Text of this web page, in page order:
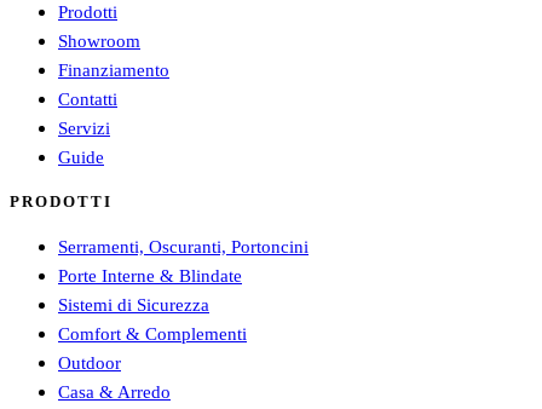
Prodotti
Showroom
Finanziamento
Contatti
Servizi
Guide
PRODOTTI
Serramenti, Oscuranti, Portoncini
Porte Interne & Blindate
Sistemi di Sicurezza
Comfort & Complementi
Outdoor
Casa & Arredo